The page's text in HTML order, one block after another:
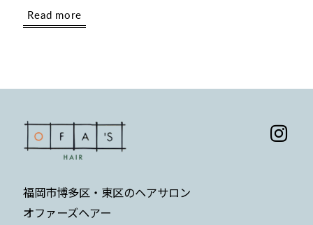
Read more
福岡市博多区・東区のヘアサロン
オファーズヘアー